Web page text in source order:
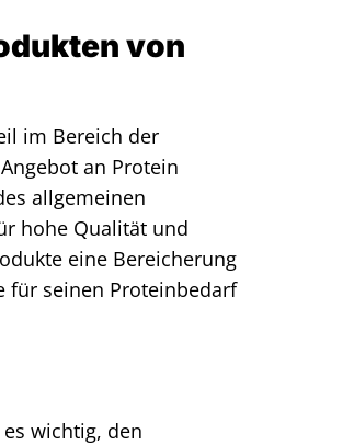
von
im Bereich der
an Protein
allgemeinen
hohe Qualität und
eine Bereicherung
für seinen Proteinbedarf
wichtig, den